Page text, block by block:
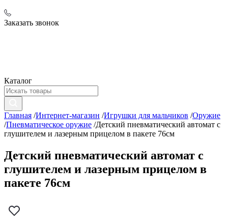
Заказать звонок
Каталог
Главная /Интернет-магазин /Игрушки для мальчиков /Оружие
/Пневматическое оружие /Детский пневматический автомат с
глушителем и лазерным прицелом в пакете 76см
Детский пневматический автомат с
глушителем и лазерным прицелом в
пакете 76см